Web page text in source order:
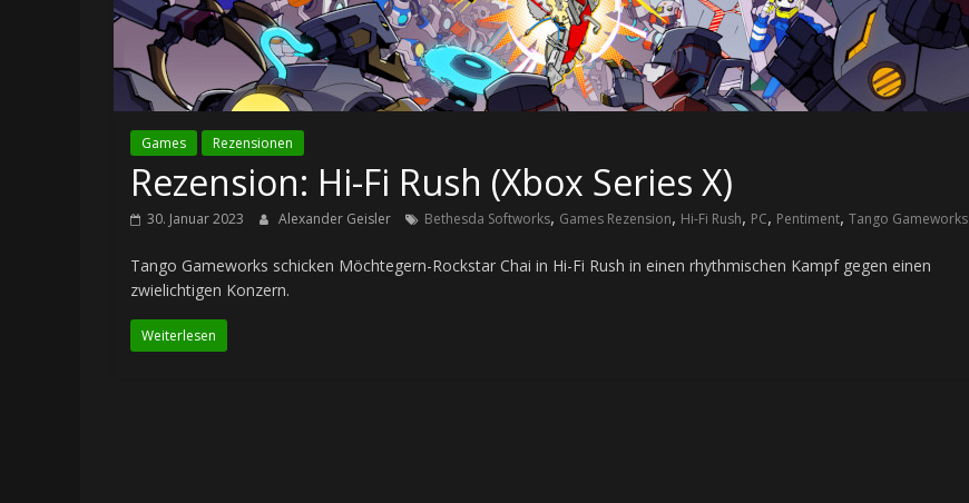
Games Rezensionen
Rezension: Hi-Fi Rush (Xbox Series X)
30. Januar 2023 Alexander Geisler Bethesda Softworks, Games Rezension, Hi-Fi Rush, PC, Pentiment, Tango Gameworks
Tango Gameworks schicken Möchtegern-Rockstar Chai in Hi-Fi Rush in einen rhythmischen Kampf gegen einen
zwielichtigen Konzern.
Weiterlesen